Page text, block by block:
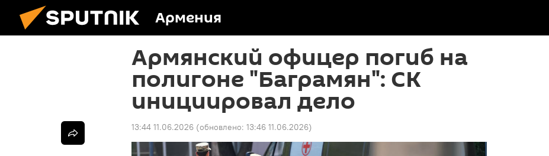
Армения
Армянский офицер погиб на
полигоне "Баграмян": СК
инициировал дело
13:44 11.06.2026 (обновлено: 13:46 11.06.2026)